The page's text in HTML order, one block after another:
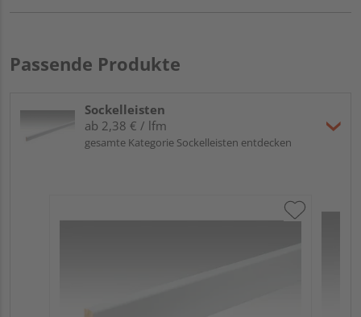
Passende Produkte
Sockelleisten
ab 2,38 € / lfm
gesamte Kategorie Sockelleisten entdecken